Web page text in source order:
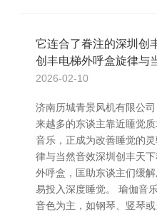
它连合了眷注的深圳创
创丰电梯外呼盒旋律与
2026-02-10
济南历城青景风机有限公
来越多的东谈主靠近睡觉
音乐，正成为改善睡觉的
律与当然音效深圳创丰天
外呼盒，匡助东谈主们缓
易投入深度睡觉。 瑜伽音
音色为主，如钢琴、竖琴